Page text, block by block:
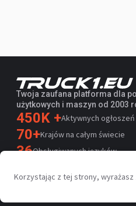
Twoja zaufana platforma dla
użytkowych i maszyn od 2003
450K +Aktywnych ogłoszeń
70+Krajów na całym świecie
36Obsługiwanych języków
4.7/5
Trustpilot
Korzystając z tej strony,